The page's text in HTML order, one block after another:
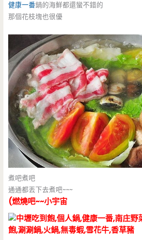
健康一番鍋的海鮮都還蠻不錯的
那個花枝塊也很優
煮吧煮吧
通通都丟下去煮吧~~~
(燃燒吧~~小宇宙